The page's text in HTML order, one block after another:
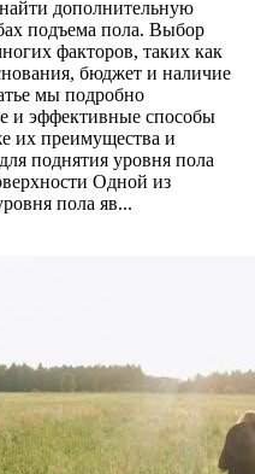
дополнительную
подъема пола. Выбор
факторов, таких как
бюджет и наличие
мы подробно
и эффективные способы
их преимущества и
поднятия уровня пола
Одной из
пола яв...